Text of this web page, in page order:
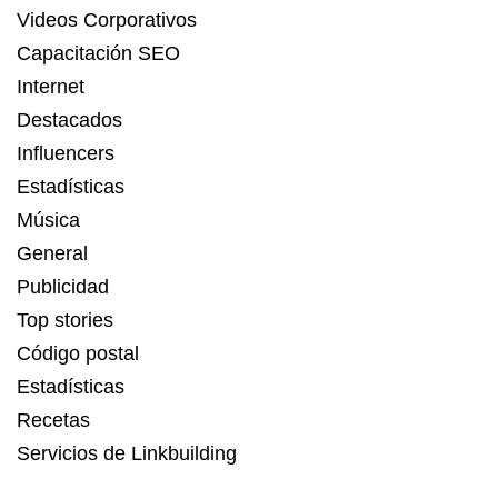
Videos Corporativos
Capacitación SEO
Internet
Destacados
Influencers
Estadísticas
Música
General
Publicidad
Top stories
Código postal
Estadísticas
Recetas
Servicios de Linkbuilding